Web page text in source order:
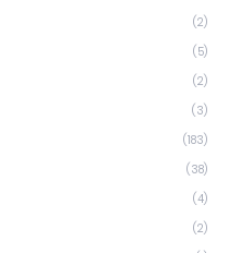
(2)
(5)
(2)
(3)
(183)
(38)
(4)
(2)